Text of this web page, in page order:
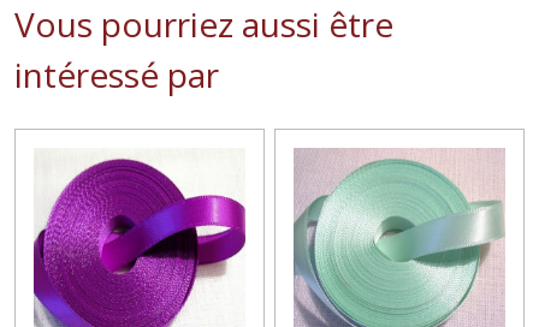
Vous pourriez aussi être
intéressé par